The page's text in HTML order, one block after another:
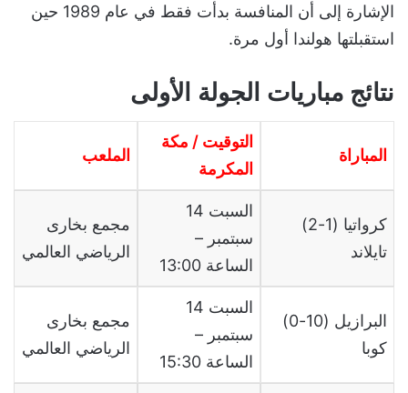
الإشارة إلى أن المنافسة بدأت فقط في عام 1989 حين
استقبلتها هولندا أول مرة.
نتائج مباريات الجولة الأولى
المباراة
التوقيت / مكة
المكرمة
الملعب
كرواتيا (1-2)
تايلاند
السبت 14
سبتمبر –
الساعة 13:00
مجمع بخارى
الرياضي العالمي
البرازيل (10-0)
كوبا
السبت 14
سبتمبر –
الساعة 15:30
مجمع بخارى
الرياضي العالمي